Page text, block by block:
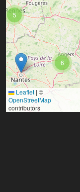
6
5
Leaflet | ©
OpenStreetMap
contributors